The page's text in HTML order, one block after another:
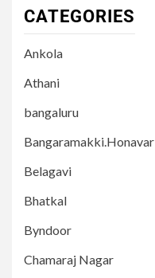
CATEGORIES
Ankola
Athani
bangaluru
Bangaramakki.Honavar
Belagavi
Bhatkal
Byndoor
Chamaraj Nagar